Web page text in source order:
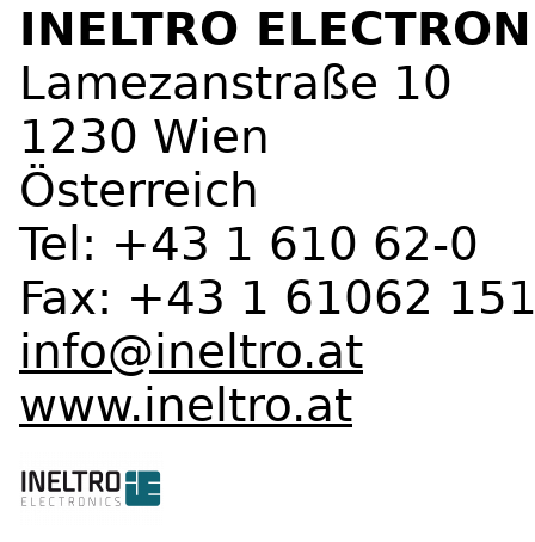
INELTRO
Lamezanstraße 10
1230 Wien
Österreich
Tel: +43 1 610 62-0
Fax: +43 1 61062
info@ineltro.at
www.ineltro.at